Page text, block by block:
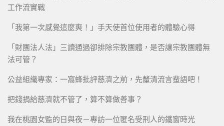
工作流實戰
「我第一次感覺這麼爽！」手天使首位使用者的體驗心得
「財團法人法」三讀通過卻排除宗教團體，是否讓宗教團體無
法可管？
公益組織專家：一窩蜂批評慈濟之前，先釐清流言蜚語吧！
把錢捐給慈濟就不管了，算不算做善事？
我在桃園女監的日與夜－專訪一位匿名受刑人的鐵窗時光